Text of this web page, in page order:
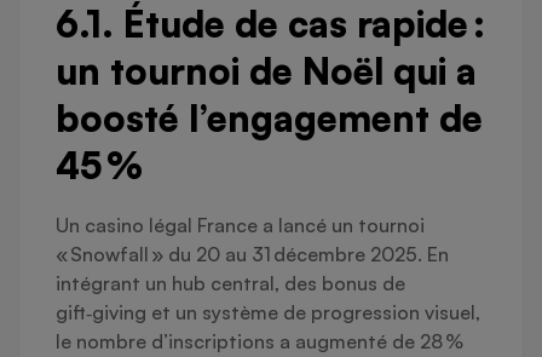
6.1. Étude de cas rapide :
un tournoi de Noël qui a
boosté l’engagement de
45 %
Un casino légal France a lancé un tournoi
« Snowfall » du 20 au 31 décembre 2025. En
intégrant un hub central, des bonus de
gift‑giving et un système de progression visuel,
le nombre d’inscriptions a augmenté de 28 %